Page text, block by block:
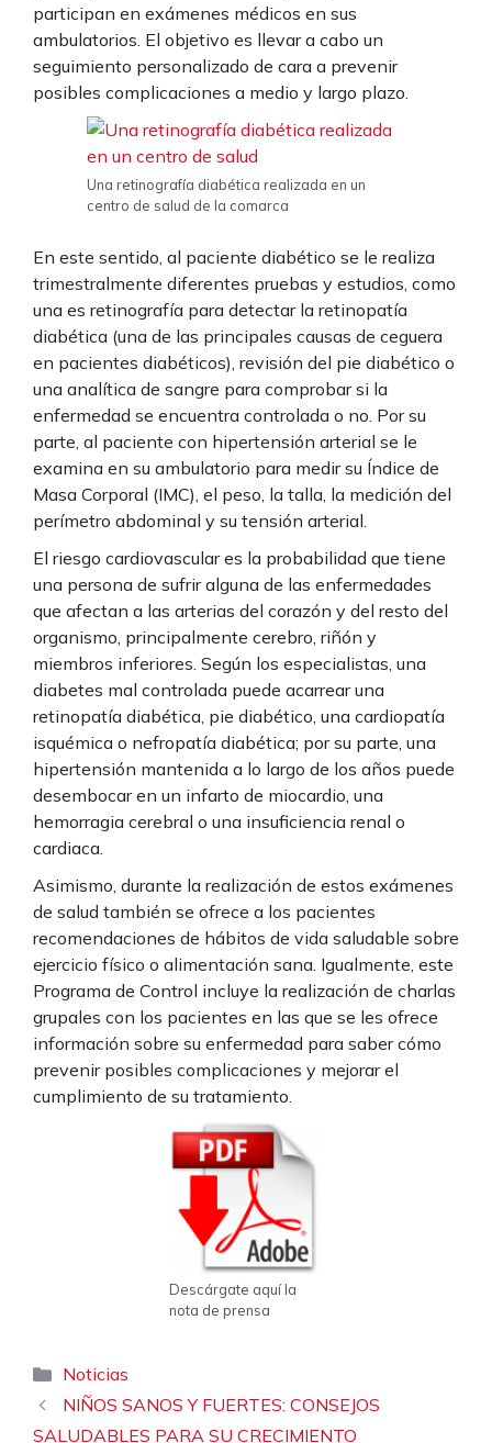
participan en exámenes médicos en sus
ambulatorios. El objetivo es llevar a cabo un
seguimiento personalizado de cara a prevenir
posibles complicaciones a medio y largo plazo.
Una retinografía diabética realizada en un
centro de salud de la comarca
En este sentido, al paciente diabético se le realiza
trimestralmente diferentes pruebas y estudios, como
una es retinografía para detectar la retinopatía
diabética (una de las principales causas de ceguera
en pacientes diabéticos), revisión del pie diabético o
una analítica de sangre para comprobar si la
enfermedad se encuentra controlada o no. Por su
parte, al paciente con hipertensión arterial se le
examina en su ambulatorio para medir su Índice de
Masa Corporal (IMC), el peso, la talla, la medición del
perímetro abdominal y su tensión arterial.
El riesgo cardiovascular es la probabilidad que tiene
una persona de sufrir alguna de las enfermedades
que afectan a las arterias del corazón y del resto del
organismo, principalmente cerebro, riñón y
miembros inferiores. Según los especialistas, una
diabetes mal controlada puede acarrear una
retinopatía diabética, pie diabético, una cardiopatía
isquémica o nefropatía diabética; por su parte, una
hipertensión mantenida a lo largo de los años puede
desembocar en un infarto de miocardio, una
hemorragia cerebral o una insuficiencia renal o
cardiaca.
Asimismo, durante la realización de estos exámenes
de salud también se ofrece a los pacientes
recomendaciones de hábitos de vida saludable sobre
ejercicio físico o alimentación sana. Igualmente, este
Programa de Control incluye la realización de charlas
grupales con los pacientes en las que se les ofrece
información sobre su enfermedad para saber cómo
prevenir posibles complicaciones y mejorar el
cumplimiento de su tratamiento.
Descárgate aquí la
nota de prensa
Categorías
Noticias
NIÑOS SANOS Y FUERTES: CONSEJOS
SALUDABLES PARA SU CRECIMIENTO